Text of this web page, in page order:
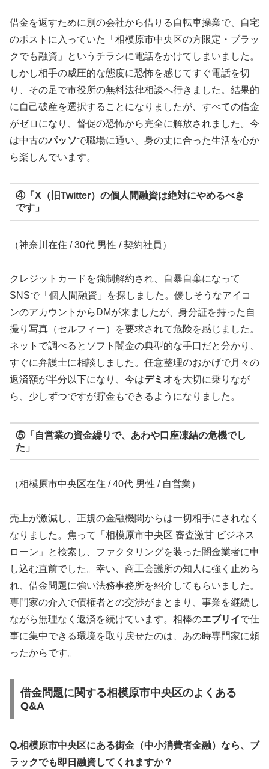
借金を返すために別の会社から借りる自転車操業で、自宅
のポストに入っていた「相模原市中央区の方限定・ブラッ
クでも融資」というチラシに電話をかけてしまいました。
しかし相手の威圧的な態度に恐怖を感じてすぐ電話を切
り、その足で市役所の無料法律相談へ行きました。結果的
に自己破産を選択することになりましたが、すべての借金
がゼロになり、督促の恐怖から完全に解放されました。今
は中古のパッソで職場に通い、身の丈に合った生活を心か
ら楽しんでいます。
④「X（旧Twitter）の個人間融資は絶対にやめるべき
です」
（神奈川在住 / 30代 男性 / 契約社員）
クレジットカードを強制解約され、自暴自棄になって
SNSで「個人間融資」を探しました。優しそうなアイコ
ンのアカウントからDMが来ましたが、身分証を持った自
撮り写真（セルフィー）を要求されて危険を感じました。
ネットで調べるとソフト闇金の典型的な手口だと分かり、
すぐに弁護士に相談しました。任意整理のおかげで月々の
返済額が半分以下になり、今はデミオを大切に乗りなが
ら、少しずつですが貯金もできるようになりました。
⑤「自営業の資金繰りで、あわや口座凍結の危機でし
た」
（相模原市中央区在住 / 40代 男性 / 自営業）
売上が激減し、正規の金融機関からは一切相手にされなく
なりました。焦って「相模原市中央区 審査激甘 ビジネス
ローン」と検索し、ファクタリングを装った闇金業者に申
し込む直前でした。幸い、商工会議所の知人に強く止めら
れ、借金問題に強い法務事務所を紹介してもらいました。
専門家の介入で債権者との交渉がまとまり、事業を継続し
ながら無理なく返済を続けています。相棒のエブリイで仕
事に集中できる環境を取り戻せたのは、あの時専門家に頼
ったからです。
借金問題に関する相模原市中央区のよくある
Q&A
Q.相模原市中央区にある街金（中小消費者金融）なら、ブ
ラックでも即日融資してくれますか？